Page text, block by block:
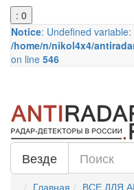
: 0
Notice: Undefined
/home/n/nikol4x4/
on line 546
Везде
Главная ВСЕ ДЛЯ